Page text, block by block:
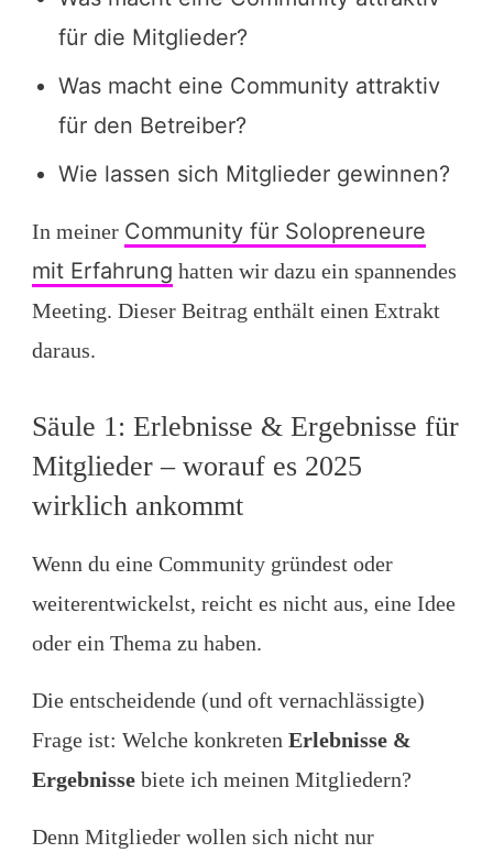
für die Mitglieder?
Was macht eine Community attraktiv
für den Betreiber?
Wie lassen sich Mitglieder gewinnen?
In meiner Community für Solopreneure
mit Erfahrung hatten wir dazu ein spannendes
Meeting. Dieser Beitrag enthält einen Extrakt
daraus.
Säule 1: Erlebnisse & Ergebnisse für
Mitglieder – worauf es 2025
wirklich ankommt
Wenn du eine Community gründest oder
weiterentwickelst, reicht es nicht aus, eine Idee
oder ein Thema zu haben.
Die entscheidende (und oft vernachlässigte)
Frage ist: Welche konkreten Erlebnisse &
Ergebnisse biete ich meinen Mitgliedern?
Denn Mitglieder wollen sich nicht nur